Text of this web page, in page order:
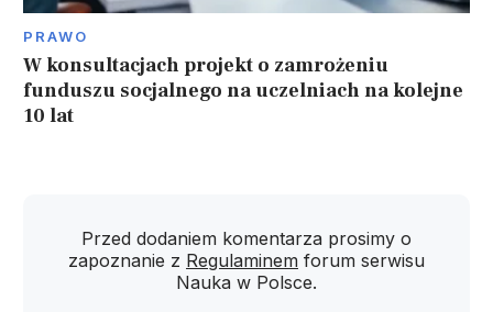
PRAWO
W konsultacjach projekt o zamrożeniu
funduszu socjalnego na uczelniach na kolejne
10 lat
Przed dodaniem komentarza prosimy o
zapoznanie z Regulaminem forum serwisu
Nauka w Polsce.